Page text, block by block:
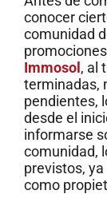
conocer
comunidad
Immosol , al
terminadas,
pendientes,
desde el
informarse
comunidad,
previstos,
como